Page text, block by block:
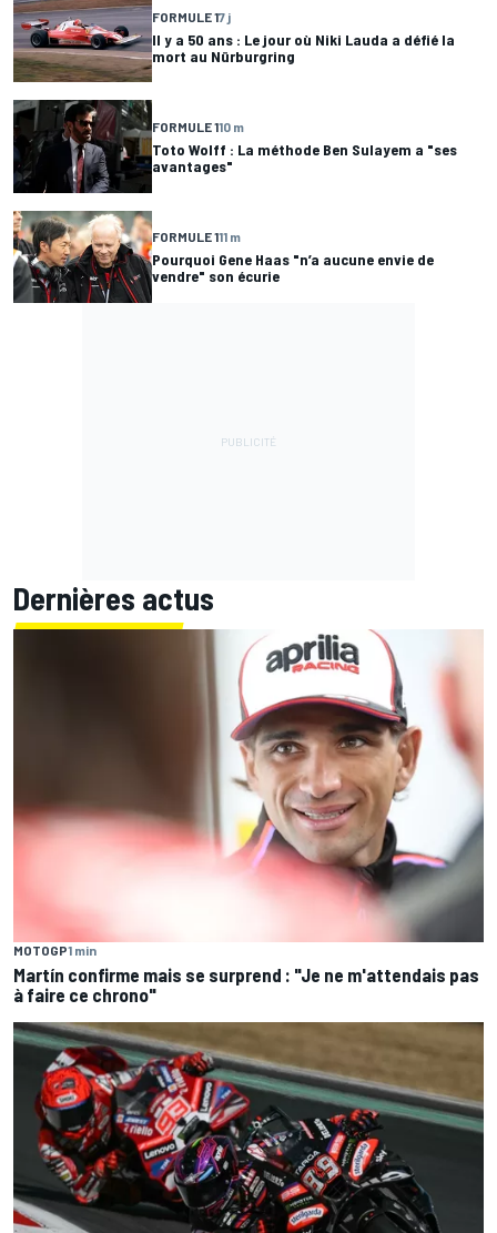
FORMULE 17 j
Il y a 50 ans : Le jour où Niki Lauda a défié la
mort au Nürburgring
FORMULE 110 m
Toto Wolff : La méthode Ben Sulayem a "ses
avantages"
FORMULE 111 m
Pourquoi Gene Haas "n’a aucune envie de
vendre" son écurie
Dernières actus
MOTOGP1 min
Martín confirme mais se surprend : "Je ne m'attendais pas
à faire ce chrono"